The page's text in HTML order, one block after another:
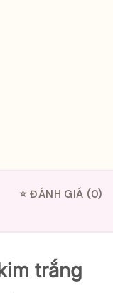
⭐ ĐÁNH GIÁ (0)
trắng